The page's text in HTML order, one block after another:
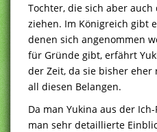
Tochter, die sich aber
ziehen. Im Königreich gibt
denen sich angenommen
für Gründe gibt, erfährt
der Zeit, da sie bisher eher
all diesen Belangen.
Da man Yukina aus der
man sehr detaillierte